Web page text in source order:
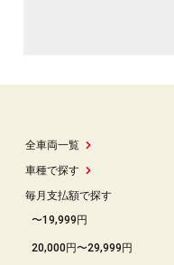
キホールド機能付き💪 🌞純正
全車両一覧
車種で探す
毎月支払額で探す
〜19,999円
20,000円〜29,999円